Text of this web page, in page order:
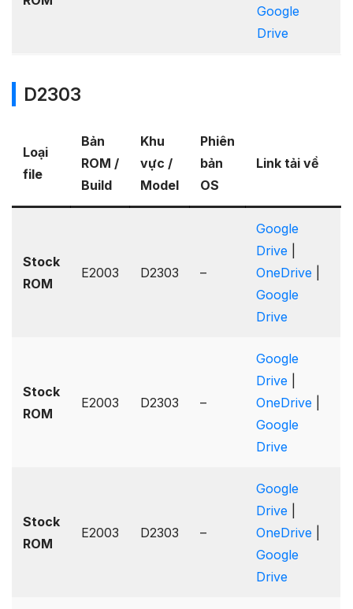
Google
Drive
D2303
Loại
file
Bản
ROM /
Build
Khu
vực /
Model
Phiên
bản
OS
Link tải về
Stock
ROM
E2003 D2303 –
Google
Drive
OneDrive
Google
Drive
Stock
ROM
E2003 D2303 –
Google
Drive|
OneDrive|
Google
Drive
Stock
ROM
E2003 D2303 –
Google
Drive
OneDrive
Google
Drive